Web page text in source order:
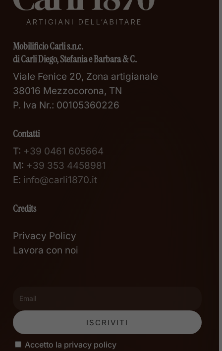
Mobilificio Carli s.n.c.
di Carli Diego, Stefania e Barbara & C.
Viale Fenice 20, Zona artigianale
38016 Mezzocorona, TN
P. Iva Nr.: 00105360226
Contatti
T: +39 0461 605664
M: +39 353 4458981
E: info@carli1870.it
Credits
Privacy Policy
Lavora con noi
Accetto la privacy policy